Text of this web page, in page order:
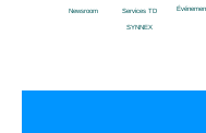
Newsroom Services TD
SYNNEX